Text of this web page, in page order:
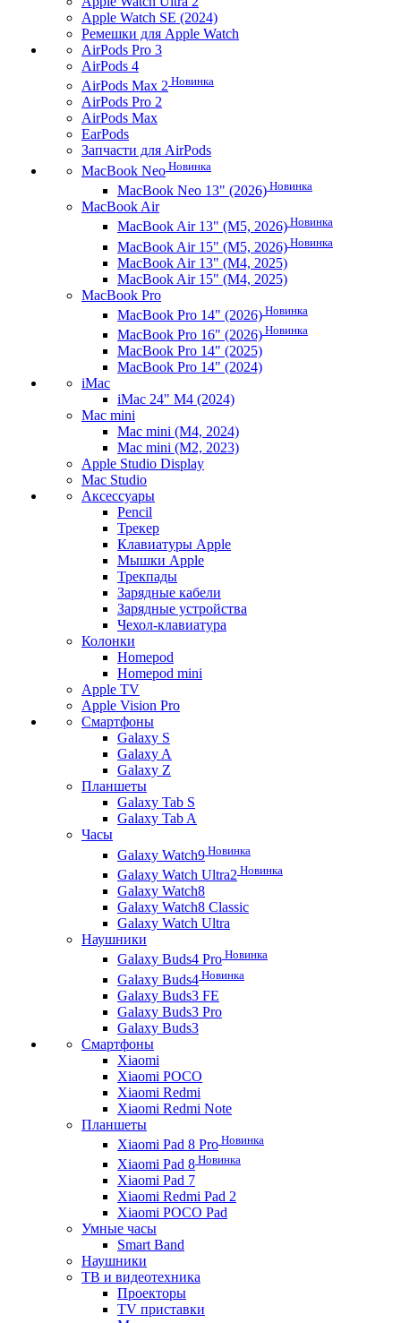
Apple Watch SE (2024)
Ремешки для Apple Watch
AirPods Pro 3
AirPods 4
AirPods Max 2 Новинка
AirPods Pro 2
AirPods Max
EarPods
Запчасти для AirPods
MacBook Neo Новинка
MacBook Neo 13" (2026) Новинка
MacBook Air
MacBook Air 13" (M5, 2026) Новинка
MacBook Air 15" (M5, 2026) Новинка
MacBook Air 13" (M4, 2025)
MacBook Air 15" (M4, 2025)
MacBook Pro
MacBook Pro 14" (2026) Новинка
MacBook Pro 16" (2026) Новинка
MacBook Pro 14" (2025)
MacBook Pro 14" (2024)
iMac
iMac 24" M4 (2024)
Mac mini
Mac mini (M4, 2024)
Mac mini (M2, 2023)
Apple Studio Display
Mac Studio
Аксессуары
Pencil
Трекер
Клавиатуры Apple
Мышки Apple
Трекпады
Зарядные кабели
Зарядные устройства
Чехол-клавиатура
Колонки
Homepod
Homepod mini
Apple TV
Apple Vision Pro
Смартфоны
Galaxy S
Galaxy A
Galaxy Z
Планшеты
Galaxy Tab S
Galaxy Tab A
Часы
Galaxy Watch9 Новинка
Galaxy Watch Ultra2 Новинка
Galaxy Watch8
Galaxy Watch8 Classic
Galaxy Watch Ultra
Наушники
Galaxy Buds4 Pro Новинка
Galaxy Buds4 Новинка
Galaxy Buds3 FE
Galaxy Buds3 Pro
Galaxy Buds3
Смартфоны
Xiaomi
Xiaomi POCO
Xiaomi Redmi
Xiaomi Redmi Note
Планшеты
Xiaomi Pad 8 Pro Новинка
Xiaomi Pad 8 Новинка
Xiaomi Pad 7
Xiaomi Redmi Pad 2
Xiaomi POCO Pad
Умные часы
Smart Band
Наушники
ТВ и видеотехника
Проекторы
TV приставки